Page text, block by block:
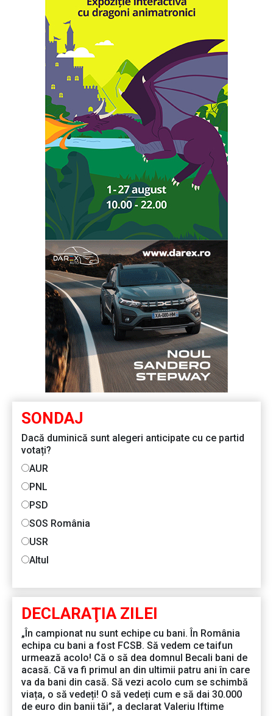
SONDAJ
Dacă duminică sunt alegeri anticipate cu ce partid
votați?
AUR
PNL
PSD
SOS România
USR
Altul
DECLARAŢIA ZILEI
„În campionat nu sunt echipe cu bani. În România
echipa cu bani a fost FCSB. Să vedem ce taifun
urmează acolo! Că o să dea domnul Becali bani de
acasă. Că va fi primul an din ultimii patru ani în care
va da bani din casă. Să vezi acolo cum se schimbă
viața, o să vedeți! O să vedeți cum e să dai 30.000
de euro din banii tăi”, a declarat Valeriu Iftime